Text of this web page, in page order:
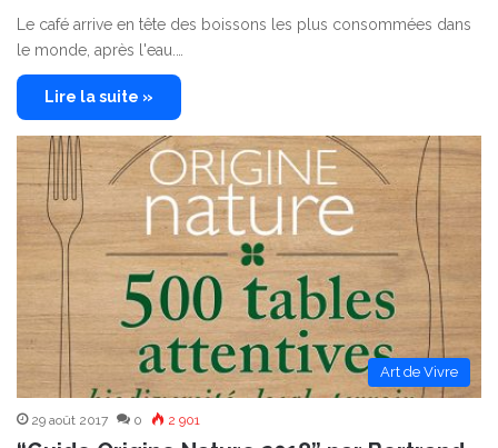
Le café arrive en tête des boissons les plus consommées dans
le monde, après l'eau.…
Lire la suite »
Art de Vivre
29 août 2017 0 2 901